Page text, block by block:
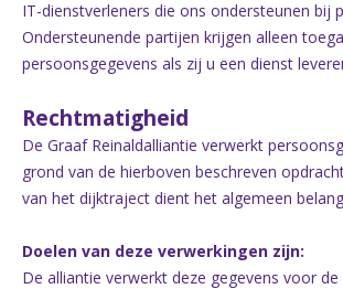
IT-dienstverleners die ons ondersteunen bij
Ondersteunende partijen krijgen alleen
persoonsgegevens als zij u een dienst
Rechtmatigheid
De Graaf Reinaldalliantie verwerkt
grond van de hierboven beschreven
van het dijktraject dient het algemeen
Doelen van deze verwerkingen zijn:
De alliantie verwerkt deze gegevens voor